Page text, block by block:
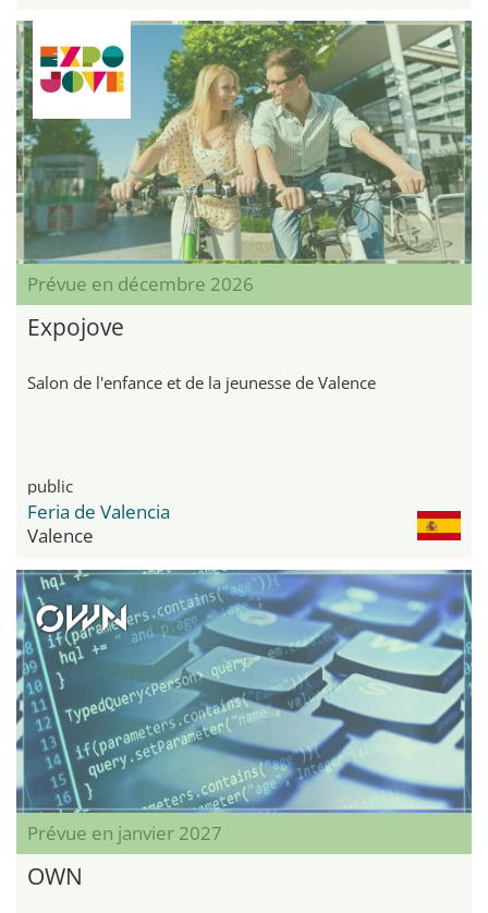
Prévue en décembre 2026
Expojove
Salon de l'enfance et de la jeunesse de Valence
public
Feria de Valencia
Valence
Prévue en janvier 2027
OWN